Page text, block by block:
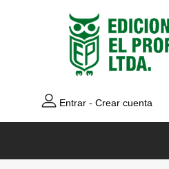
Entrar - Crear cuenta